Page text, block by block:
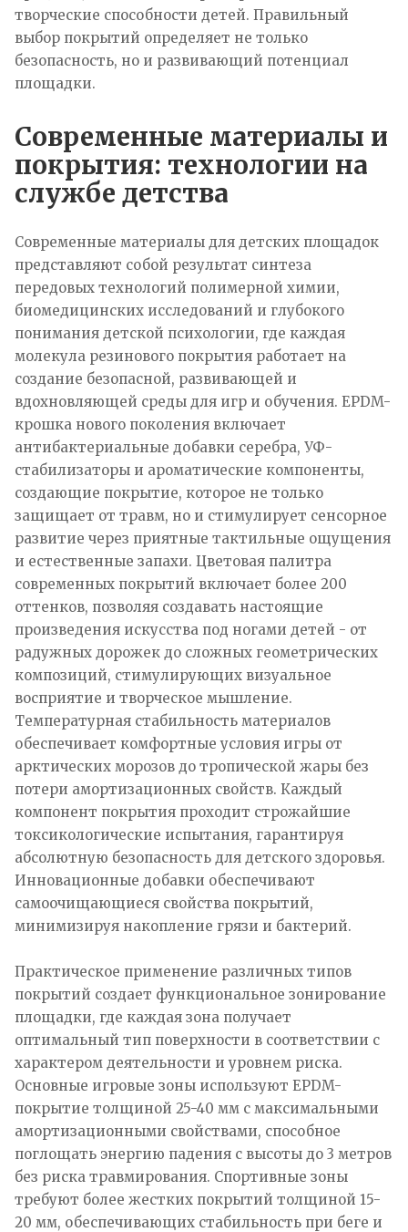
творческие способности детей. Правильный
выбор покрытий определяет не только
безопасность, но и развивающий потенциал
площадки.
Современные материалы и
покрытия: технологии на
службе детства
Современные материалы для детских площадок
представляют собой результат синтеза
передовых технологий полимерной химии,
биомедицинских исследований и глубокого
понимания детской психологии, где каждая
молекула резинового покрытия работает на
создание безопасной, развивающей и
вдохновляющей среды для игр и обучения. EPDM-
крошка нового поколения включает
антибактериальные добавки серебра, УФ-
стабилизаторы и ароматические компоненты,
создающие покрытие, которое не только
защищает от травм, но и стимулирует сенсорное
развитие через приятные тактильные ощущения
и естественные запахи. Цветовая палитра
современных покрытий включает более 200
оттенков, позволяя создавать настоящие
произведения искусства под ногами детей - от
радужных дорожек до сложных геометрических
композиций, стимулирующих визуальное
восприятие и творческое мышление.
Температурная стабильность материалов
обеспечивает комфортные условия игры от
арктических морозов до тропической жары без
потери амортизационных свойств. Каждый
компонент покрытия проходит строжайшие
токсикологические испытания, гарантируя
абсолютную безопасность для детского здоровья.
Инновационные добавки обеспечивают
самоочищающиеся свойства покрытий,
минимизируя накопление грязи и бактерий.
Практическое применение различных типов
покрытий создает функциональное зонирование
площадки, где каждая зона получает
оптимальный тип поверхности в соответствии с
характером деятельности и уровнем риска.
Основные игровые зоны используют EPDM-
покрытие толщиной 25-40 мм с максимальными
амортизационными свойствами, способное
поглощать энергию падения с высоты до 3 метров
без риска травмирования. Спортивные зоны
требуют более жестких покрытий толщиной 15-
20 мм, обеспечивающих стабильность при беге и